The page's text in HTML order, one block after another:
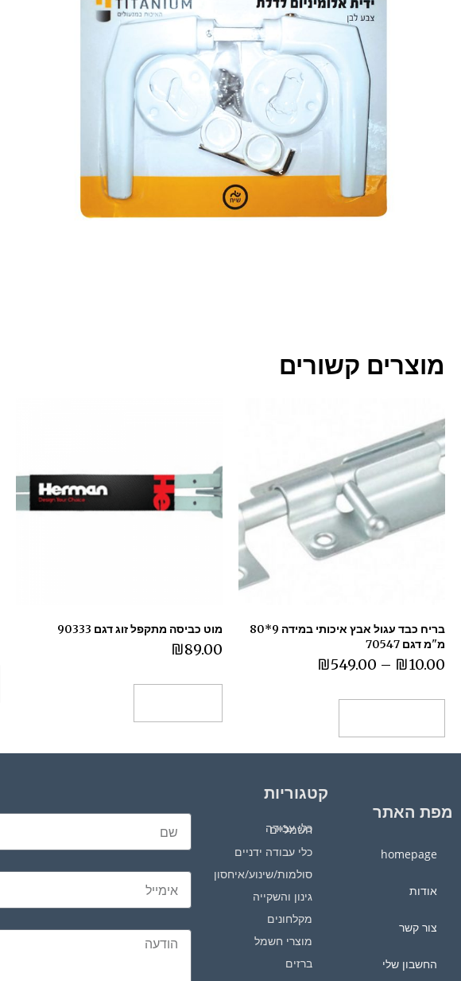
מוצרים קשורים
בריח כבד עגול אבץ איכותי במידה 9*80
מ"מ דגם 70547
₪10.00
–
₪549.00
מוט כביסה מתקפל זוג דגם 90333
₪89.00
מפת האתר
homepage
אודות
צור קשר
החשבון שלי
קטגוריות
כלי עבודה חשמליים
כלי עבודה ידניים
סולמות/שינוע/איחסון
גינון והשקייה
מקלחונים
מוצרי חשמל
ברזים